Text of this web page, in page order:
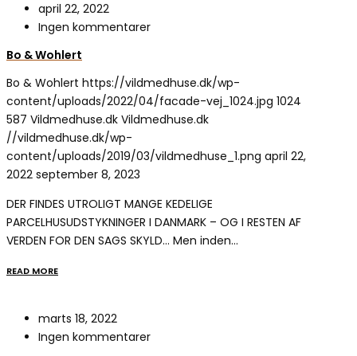
april 22, 2022
Ingen kommentarer
Bo & Wohlert
Bo & Wohlert https://vildmedhuse.dk/wp-
content/uploads/2022/04/facade-vej_1024.jpg 1024
587 Vildmedhuse.dk Vildmedhuse.dk
//vildmedhuse.dk/wp-
content/uploads/2019/03/vildmedhuse_1.png april 22,
2022 september 8, 2023
DER FINDES UTROLIGT MANGE KEDELIGE
PARCELHUSUDSTYKNINGER I DANMARK – OG I RESTEN AF
VERDEN FOR DEN SAGS SKYLD… Men inden…
READ MORE
marts 18, 2022
Ingen kommentarer